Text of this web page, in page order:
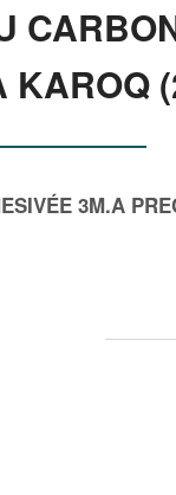
KAROQ
3M.A